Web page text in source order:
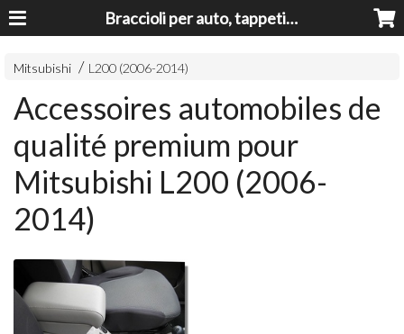
Braccioli per auto, tappeti auto, accessori auto MADE IN ITALY - Armrests, Mittelarmlehnen, Accoundoirs
Mitsubishi L200 (2006-2014)
Accessoires automobiles de
qualité premium pour
Mitsubishi L200 (2006-
2014)